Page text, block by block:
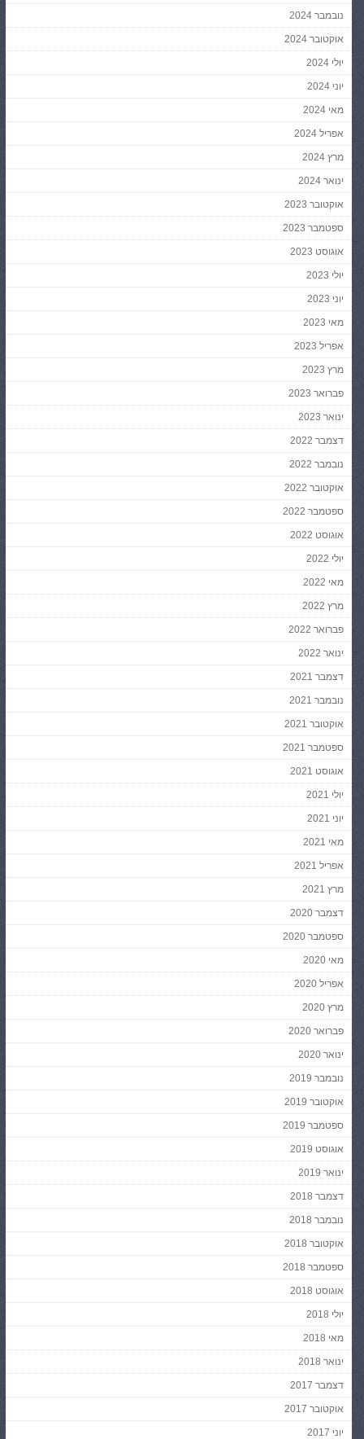
נובמבר 2024
אוקטובר 2024
יולי 2024
יוני 2024
מאי 2024
אפריל 2024
מרץ 2024
ינואר 2024
אוקטובר 2023
ספטמבר 2023
אוגוסט 2023
יולי 2023
יוני 2023
מאי 2023
אפריל 2023
מרץ 2023
פברואר 2023
ינואר 2023
דצמבר 2022
נובמבר 2022
אוקטובר 2022
ספטמבר 2022
אוגוסט 2022
יולי 2022
מאי 2022
מרץ 2022
פברואר 2022
ינואר 2022
דצמבר 2021
נובמבר 2021
אוקטובר 2021
ספטמבר 2021
אוגוסט 2021
יולי 2021
יוני 2021
מאי 2021
אפריל 2021
מרץ 2021
דצמבר 2020
ספטמבר 2020
מאי 2020
אפריל 2020
מרץ 2020
פברואר 2020
ינואר 2020
נובמבר 2019
אוקטובר 2019
ספטמבר 2019
אוגוסט 2019
ינואר 2019
דצמבר 2018
נובמבר 2018
אוקטובר 2018
ספטמבר 2018
אוגוסט 2018
יולי 2018
מאי 2018
ינואר 2018
דצמבר 2017
אוקטובר 2017
יוני 2017